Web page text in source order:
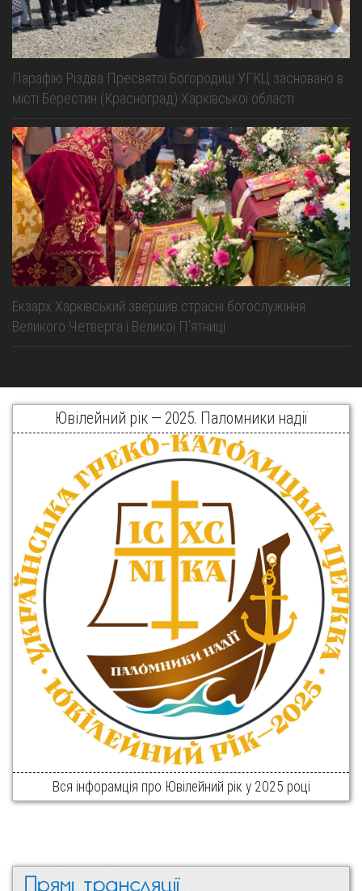
Парафію Різдва Пресвятої Богородиці УГКЦ засновано в
місті Берестин (Красноград) Харківської області
Екзарх Харківський звершив страсні богослужіння
Великого Четверга і Великої Пʼятниці
Ювілейний рік — 2025. Паломники надії
Вся інфорамція про Ювілейний рік у 2025 році